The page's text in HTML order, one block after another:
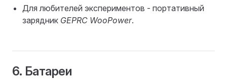
Для любителей экспериментов - портативный
зарядник GEPRC WooPower.
6. Батареи